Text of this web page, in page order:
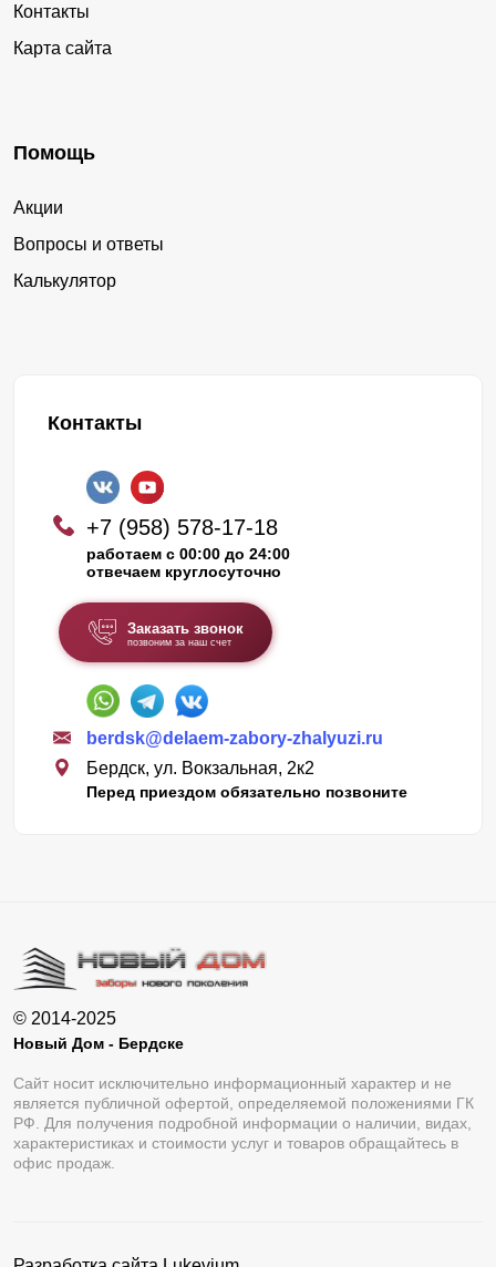
Контакты
Карта сайта
Помощь
Акции
Вопросы и ответы
Калькулятор
Контакты
+7 (958) 578-17-18
работаем с 00:00 до 24:00
отвечаем круглосуточно
Заказать звонок
позвоним за наш счет
berdsk@delaem-zabory-zhalyuzi.ru
Бердск, ул. Вокзальная, 2к2
Перед приездом обязательно позвоните
© 2014-2025
Новый Дом - Бердске
Сайт носит исключительно информационный характер и не
является публичной офертой, определяемой положениями ГК
РФ. Для получения подробной информации о наличии, видах,
характеристиках и стоимости услуг и товаров обращайтесь в
офис продаж.